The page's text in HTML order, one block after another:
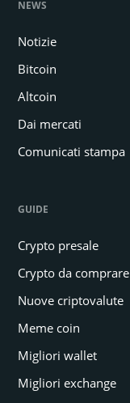
NEWS
Notizie
Bitcoin
Altcoin
Dai mercati
Comunicati stampa
GUIDE
Crypto presale
Crypto da comprare
Nuove criptovalute
Meme coin
Migliori wallet
Migliori exchange